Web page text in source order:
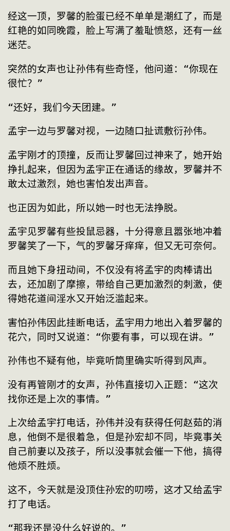
经这一顶，罗馨的脸蛋已经不单单是潮红了，而是
红艳的如同晚霞，脸上写满了羞耻愤怒，还有一丝
迷茫。
突然的女声也让孙伟有些奇怪，他问道：“你现在
很忙？”
“还好，我们今天团建。”
孟宇一边与罗馨对视，一边随口扯谎敷衍孙伟。
孟宇刚才的顶撞，反而让罗馨回过神来了，她开始
挣扎起来，但因为孟宇正在通话的缘故，罗馨并不
敢太过激烈，她也害怕发出声音。
也正因为如此，所以她一时也无法挣脱。
孟宇见罗馨有些投鼠忌器，十分得意且嚣张地冲着
罗馨笑了一下，气的罗馨牙痒痒，但又无可奈何。
而且她下身扭动间，不仅没有将孟宇的肉棒请出
去，还加剧了摩擦，带给自己更加激烈的刺激，使
得她花道间淫水又开始泛滥起来。
害怕孙伟因此挂断电话，孟宇用力地出入着罗馨的
花穴，同时又说道：“你要有事，可以现在讲。”
孙伟也不疑有他，毕竟听筒里确实听得到风声。
没有再管刚才的女声，孙伟直接切入正题：“这次
找你还是上次的事情。”
上次给孟宇打电话，孙伟并没有获得任何赵茹的消
息，他倒不是很着急，但是孙宏却不同，毕竟事关
自己前妻以及孩子，所以没事就会催一下他，搞得
他烦不胜烦。
这不，今天就是没顶住孙宏的叨唠，这才又给孟宇
打了电话。
“那我还是没什么好说的。”